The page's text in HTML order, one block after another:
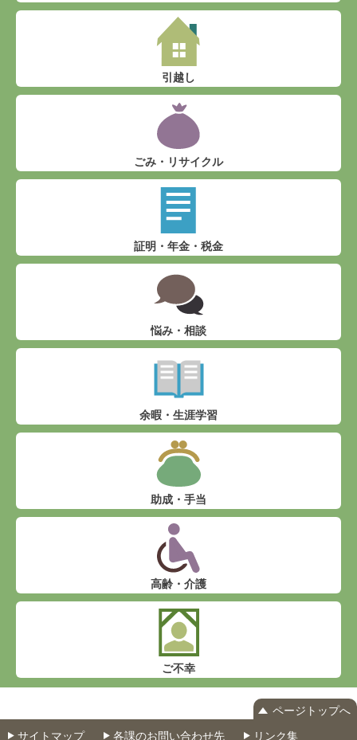
引越し
ごみ・リサイクル
証明・年金・税金
悩み・相談
余暇・生涯学習
助成・手当
高齢・介護
ご不幸
ページトップへ
サイトマップ
各課のお問い合わせ先 リンク集